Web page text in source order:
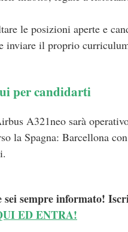
le posizioni aperte e
inviare il proprio
per candidarti
A321neo sarà
la Spagna: Barcellona
sei sempre informato!
ED ENTRA!